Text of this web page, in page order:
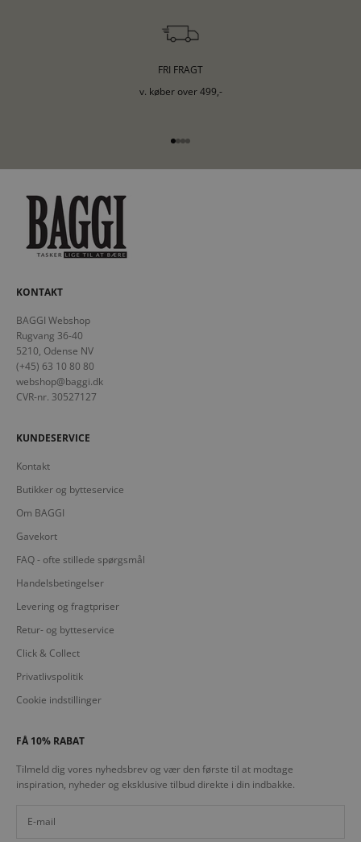
FRI FRAGT
v. køber over 499,-
Gå til element 1
Gå til element 2
Gå til element 3
Gå til element 4
KONTAKT
BAGGI Webshop
Rugvang 36-40
5210, Odense NV
(+45) 63 10 80 80
webshop@baggi.dk
CVR-nr. 30527127
KUNDESERVICE
Kontakt
Butikker og bytteservice
Om BAGGI
Gavekort
FAQ - ofte stillede spørgsmål
Handelsbetingelser
Levering og fragtpriser
Retur- og bytteservice
Click & Collect
Privatlivspolitik
Cookie indstillinger
FÅ 10% RABAT
Tilmeld dig vores nyhedsbrev og vær den første til at modtage
inspiration, nyheder og eksklusive tilbud direkte i din indbakke.